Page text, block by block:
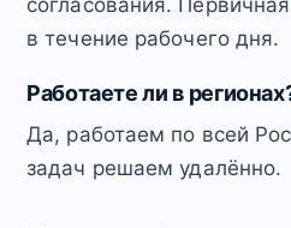
согласования.
в течение рабочего дня.
Работаете ли в
Да, работаем по всей
задач решаем удалённо.